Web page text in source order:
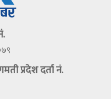
प्रदेश दर्ता नं.